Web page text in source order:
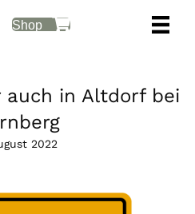
Shop
in Altdorf bei
2022